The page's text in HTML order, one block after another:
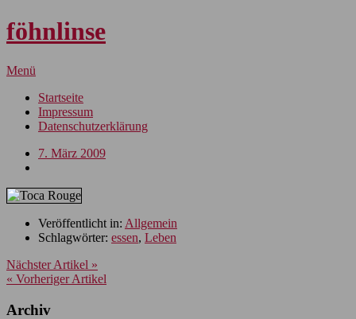
föhnlinse
Menü
Startseite
Impressum
Datenschutzerklärung
7. März 2009
Veröffentlicht in: Allgemein
Schlagwörter: essen, Leben
Nächster Artikel »
« Vorheriger Artikel
Archiv